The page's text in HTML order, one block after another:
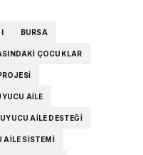
BURSA
ÇOCUKLAR
AILE
AILE DESTEĞI
AILE SISTEMI